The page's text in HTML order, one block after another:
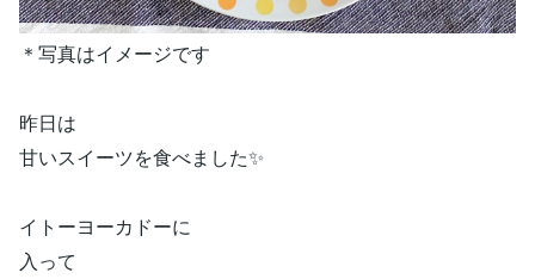
＊写真はイメージです
昨日は
甘いスイーツを食べました✨
イトーヨーカドーに
入って